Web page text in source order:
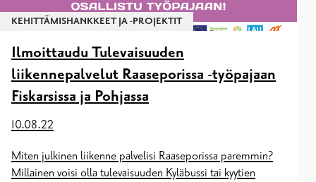
KEHITTÄMISHANKKEET JA -PROJEKTIT
Ilmoittaudu Tulevaisuuden
liikennepalvelut Raaseporissa -työpajaan
Fiskarsissa ja Pohjassa
10.08.22
Miten julkinen liikenne palvelisi Raaseporissa paremmin?
Millainen voisi olla tulevaisuuden Kyläbussi tai kyytien